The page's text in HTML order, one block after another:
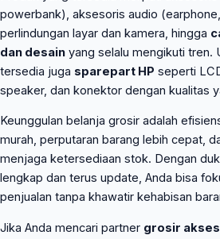
powerbank), aksesoris audio
perlindungan layar dan kamera, hingga
dan desain yang selalu mengikuti tren.
tersedia juga sparepart HP seperti
speaker, dan konektor dengan kualitas
Keunggulan belanja grosir adalah
murah, perputaran barang lebih cepat,
menjaga ketersediaan stok. Dengan
lengkap dan terus update, Anda bisa
penjualan tanpa khawatir kehabisan
Jika Anda mencari partner grosir